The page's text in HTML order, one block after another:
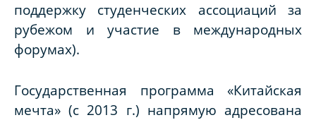
поддержку студенческих ассоциаций за
рубежом и участие в международных
форумах).
Государственная программа «Китайская
мечта» (с 2013 г.) напрямую адресована